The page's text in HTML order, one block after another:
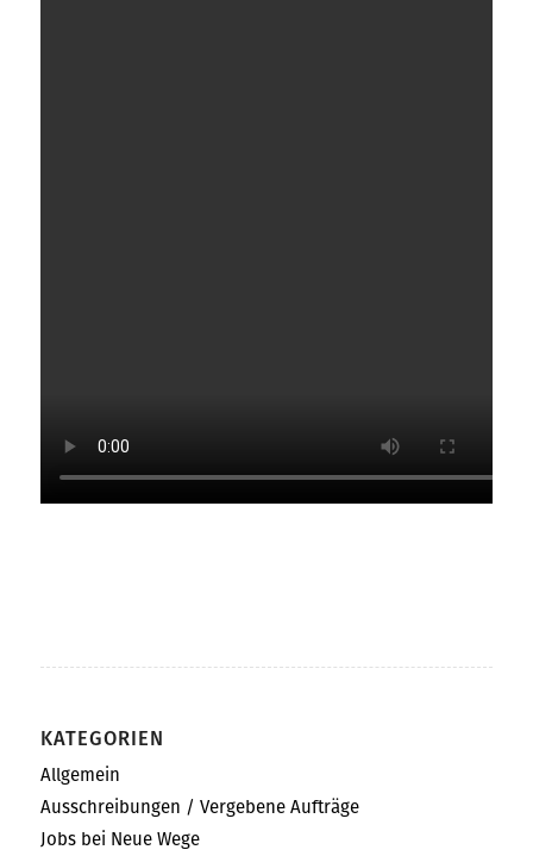
KATEGORIEN
Allgemein
Ausschreibungen / Vergebene Aufträge
Jobs bei Neue Wege